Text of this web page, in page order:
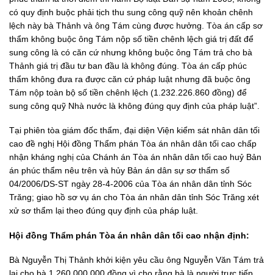
có quy định buộc phải tịch thu sung công quỹ nên khoản chênh
lệch này bà Thảnh và ông Tám cùng được hưởng. Tòa án cấp sơ
thẩm không buộc ông Tám nộp số tiền chênh lệch giá trị đất để
sung công là có căn cứ nhưng không buộc ông Tám trả cho bà
Thảnh giá trị đầu tư ban đầu là không đúng. Tòa án cấp phúc
thẩm không đưa ra được căn cứ pháp luật nhưng đã buộc ông
Tám nộp toàn bộ số tiền chênh lệch (1.232.226.860 đồng) để
sung công quỹ Nhà nước là không đúng quy định của pháp luật”.
Tại phiên tòa giám đốc thẩm, đại diện Viện kiểm sát nhân dân tối
cao đề nghị Hội đồng Thẩm phán Tòa án nhân dân tối cao chấp
nhận kháng nghị của Chánh án Tòa án nhân dân tối cao huỷ Bản
án phúc thẩm nêu trên và hủy Bản án dân sự sơ thẩm số
04/2006/DS-ST ngày 28-4-2006 của Tòa án nhân dân tỉnh Sóc
Trăng; giao hồ sơ vụ án cho Tòa án nhân dân tỉnh Sóc Trăng xét
xử sơ thẩm lại theo đúng quy định của pháp luật.
Hội đồng Thẩm phán Tòa án nhân dân tối cao nhận định:
Bà Nguyễn Thị Thảnh khởi kiện yêu cầu ông Nguyễn Văn Tám trả